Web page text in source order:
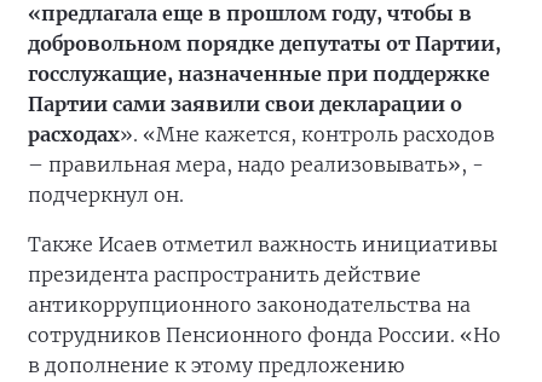
«предлагала еще в прошлом году, чтобы в
добровольном порядке депутаты от Партии,
госслужащие, назначенные при поддержке
Партии сами заявили свои декларации о
расходах». «Мне кажется, контроль расходов
– правильная мера, надо реализовывать», -
подчеркнул он.
Также Исаев отметил важность инициативы
президента распространить действие
антикоррупционного законодательства на
сотрудников Пенсионного фонда России. «Но
в дополнение к этому предложению